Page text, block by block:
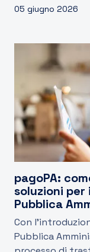
05 giugno 2026
pagoPA:
soluzioni
Pubblica
Con
Pubblica